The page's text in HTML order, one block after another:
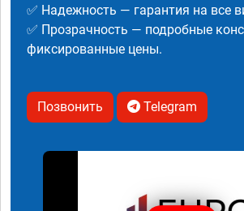
✅ Надежность — гарантия на все
✅ Прозрачность — подробные
фиксированные цены.
Позвонить Telegram